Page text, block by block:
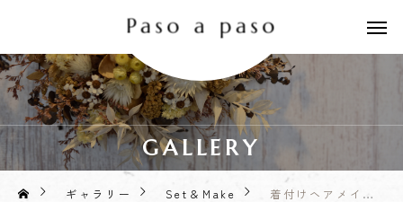
GALLERY
ギャラリー Set＆Make 着付けヘアメイク